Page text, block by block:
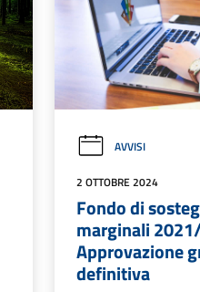
AVVISI
2 OTTOBRE 2024
Fondo di
marginali
Approvazione
definitiva